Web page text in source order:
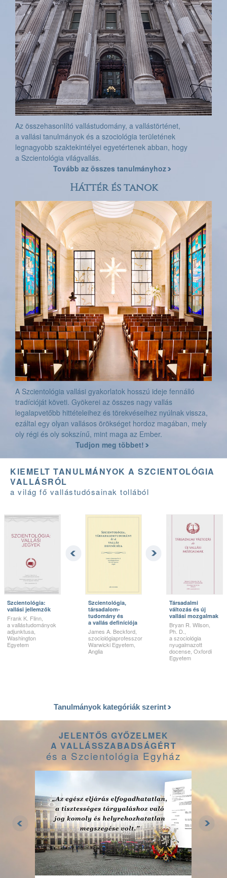
Az összehasonlító vallástudomány, a vallástörténet,
a vallási tanulmányok és a szociológia területének
legnagyobb szaktekintélyei egyetértenek abban, hogy
a Szcientológia világvallás.
Tovább az összes tanulmányhoz
Háttér és tanok
A Szcientológia vallási gyakorlatok hosszú ideje fennálló
tradícióját követi. Gyökerei az összes nagy vallás
legalapvetőbb hittételeihez és törekvéseihez nyúlnak vissza,
ezáltal egy olyan vallásos örökséget hordoz magában, mely
oly régi és oly sokszínű, mint maga az Ember.
Tudjon meg többet!
KIEMELT TANULMÁNYOK A SZCIENTOLÓGIA
VALLÁSRÓL
a világ fő vallástudósainak tollából
Szcientológia:
vallási jellemzők
Frank K. Flinn,
a vallástudományok
adjunktusa,
Washington
Egyetem
Szcientológia,
társa­dalom­
tudomány és
a vallás definíciója
James A. Beckford,
szociológiaprofesszor
Warwicki Egyetem,
Anglia
Társadalmi
változás és új
vallási mozgalmak
Bryan R. Wilson,
Ph. D.,
a szociológia
nyugalmazott
docense, Oxfordi
Egyetem
Tanulmányok kategóriák szerint
JELENTŐS GYŐZELMEK
A VALLÁSSZABADSÁGÉRT
és a Szcientológia Egyház